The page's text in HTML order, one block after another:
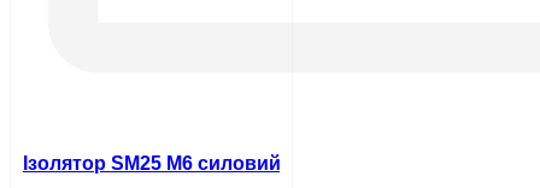
Ізолятор SM25 М6 силовий з болтом UEC